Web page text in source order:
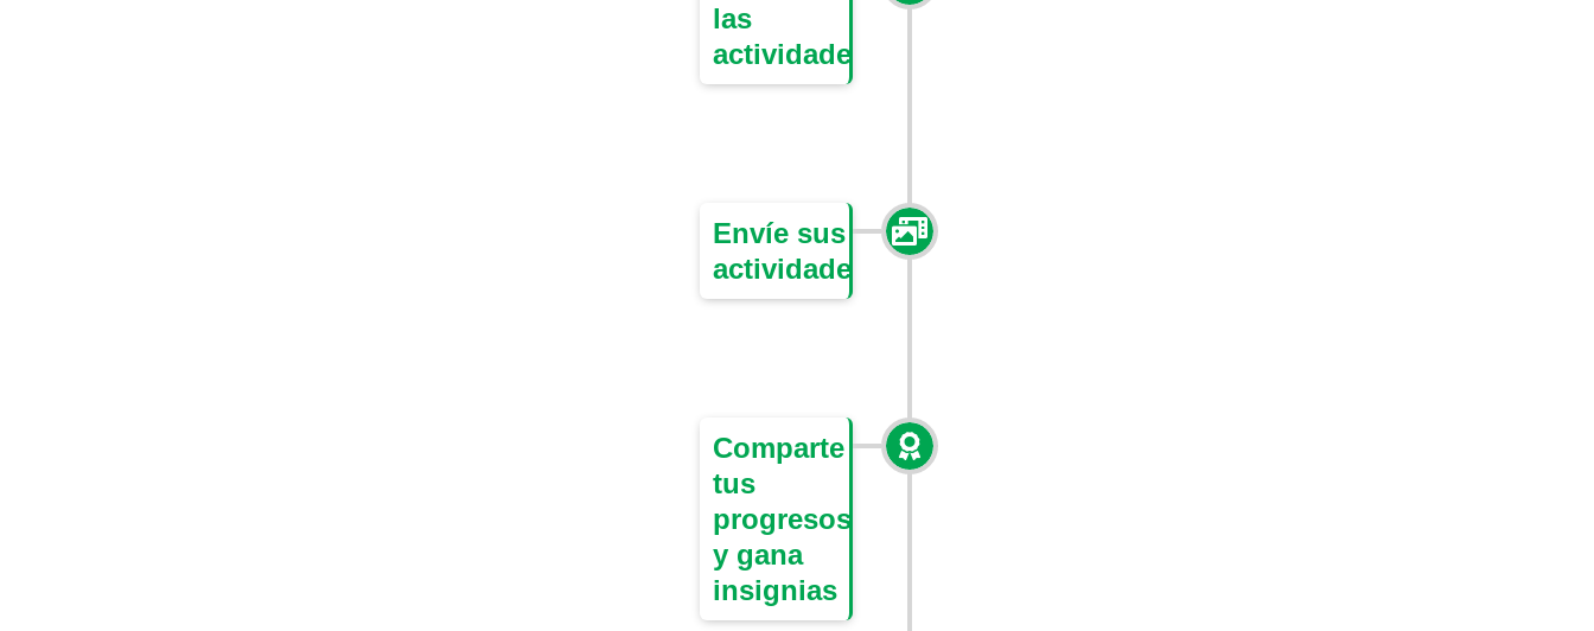
las
actividades
Envíe sus
actividades
Comparte
tus
progresos
y gana
insignias